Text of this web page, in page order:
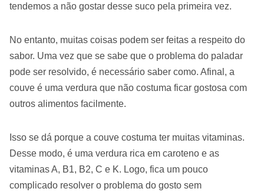
tendemos a não gostar desse suco pela primeira vez.
No entanto, muitas coisas podem ser feitas a respeito do
sabor. Uma vez que se sabe que o problema do paladar
pode ser resolvido, é necessário saber como. Afinal, a
couve é uma verdura que não costuma ficar gostosa com
outros alimentos facilmente.
Isso se dá porque a couve costuma ter muitas vitaminas.
Desse modo, é uma verdura rica em caroteno e as
vitaminas A, B1, B2, C e K. Logo, fica um pouco
complicado resolver o problema do gosto sem